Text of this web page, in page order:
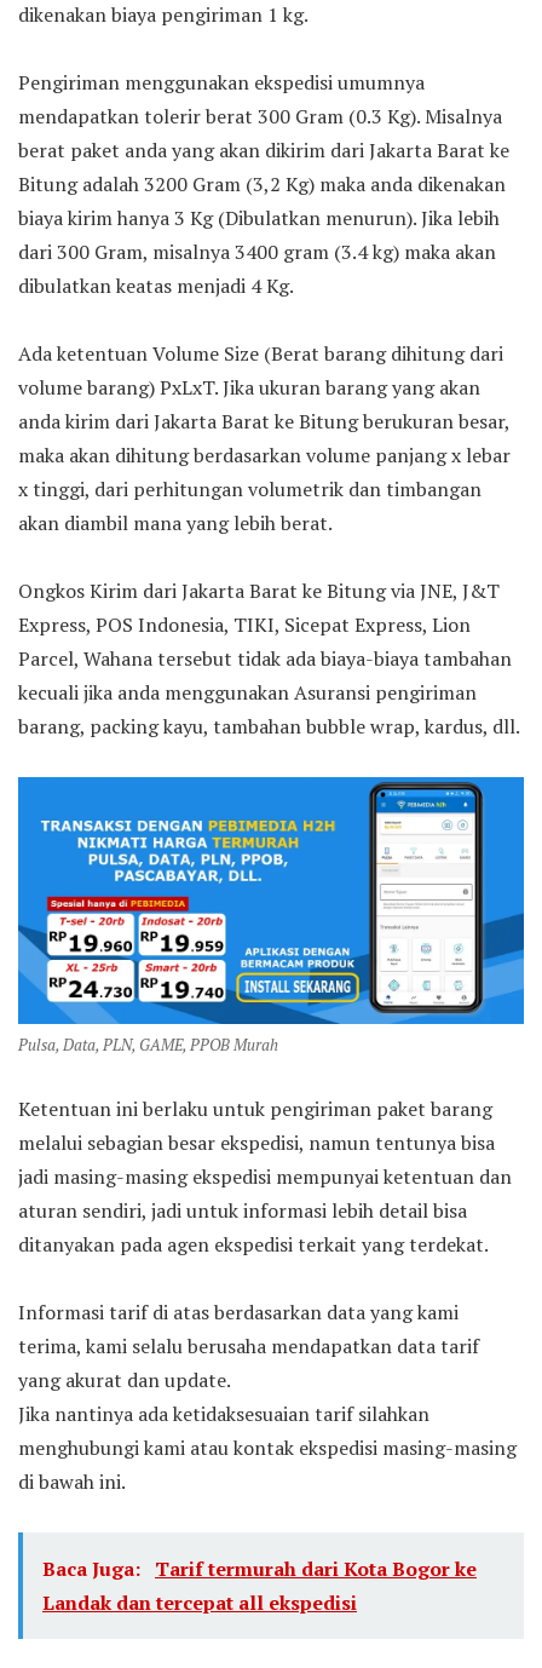
dikenakan biaya pengiriman 1 kg.
Pengiriman menggunakan ekspedisi umumnya
mendapatkan tolerir berat 300 Gram (0.3 Kg). Misalnya
berat paket anda yang akan dikirim dari Jakarta Barat ke
Bitung adalah 3200 Gram (3,2 Kg) maka anda dikenakan
biaya kirim hanya 3 Kg (Dibulatkan menurun). Jika lebih
dari 300 Gram, misalnya 3400 gram (3.4 kg) maka akan
dibulatkan keatas menjadi 4 Kg.
Ada ketentuan Volume Size (Berat barang dihitung dari
volume barang) PxLxT. Jika ukuran barang yang akan
anda kirim dari Jakarta Barat ke Bitung berukuran besar,
maka akan dihitung berdasarkan volume panjang x lebar
x tinggi, dari perhitungan volumetrik dan timbangan
akan diambil mana yang lebih berat.
Ongkos Kirim dari Jakarta Barat ke Bitung via JNE, J&T
Express, POS Indonesia, TIKI, Sicepat Express, Lion
Parcel, Wahana tersebut tidak ada biaya-biaya tambahan
kecuali jika anda menggunakan Asuransi pengiriman
barang, packing kayu, tambahan bubble wrap, kardus, dll.
Pulsa, Data, PLN, GAME, PPOB Murah
Ketentuan ini berlaku untuk pengiriman paket barang
melalui sebagian besar ekspedisi, namun tentunya bisa
jadi masing-masing ekspedisi mempunyai ketentuan dan
aturan sendiri, jadi untuk informasi lebih detail bisa
ditanyakan pada agen ekspedisi terkait yang terdekat.
Informasi tarif di atas berdasarkan data yang kami
terima, kami selalu berusaha mendapatkan data tarif
yang akurat dan update.
Jika nantinya ada ketidaksesuaian tarif silahkan
menghubungi kami atau kontak ekspedisi masing-masing
di bawah ini.
Baca Juga: Tarif termurah dari Kota Bogor ke
Landak dan tercepat all ekspedisi